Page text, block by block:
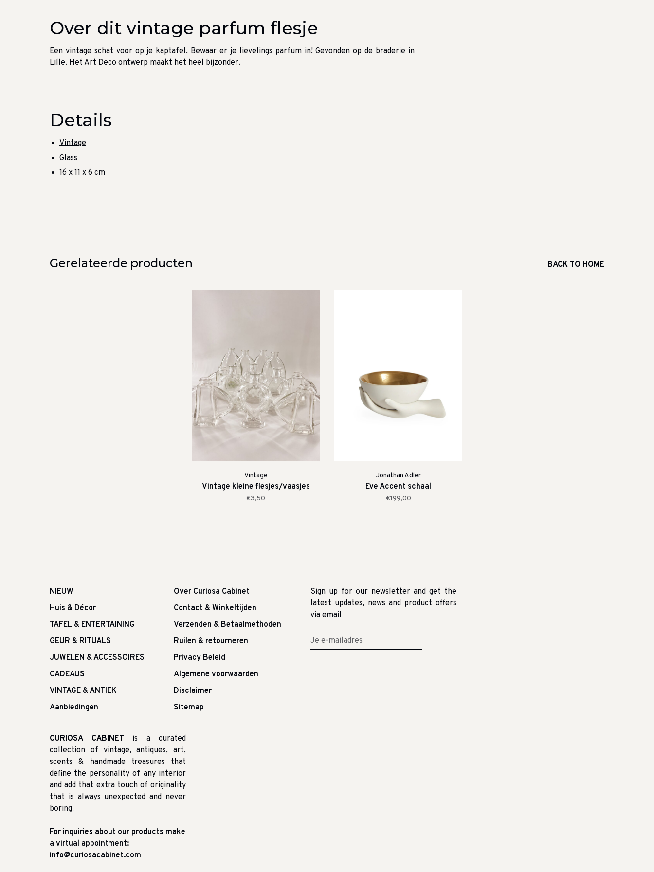
Over dit vintage parfum flesje
Een vintage schat voor op je kaptafel. Bewaar er je lievelings parfum in! Gevonden op de braderie in
Lille. Het Art Deco ontwerp maakt het heel bijzonder.
Details
Vintage
Glass
16 x 11 x 6 cm
Gerelateerde producten BACK TO HOME
Vintage
Vintage kleine flesjes/vaasjes
€3,50
Jonathan Adler
Eve Accent schaal
€199,00
NIEUW
Huis & Décor
TAFEL & ENTERTAINING
GEUR & RITUALS
JUWELEN & ACCESSOIRES
CADEAUS
VINTAGE & ANTIEK
Aanbiedingen
Over Curiosa Cabinet
Contact & Winkeltijden
Verzenden & Betaalmethoden
Ruilen & retourneren
Privacy Beleid
Algemene voorwaarden
Disclaimer
Sitemap
Sign up for our newsletter and get the
latest updates, news and product offers
via email
CURIOSA CABINET is a curated
collection of vintage, antiques, art,
scents & handmade treasures that
define the personality of any interior
and add that extra touch of originality
that is always unexpected and never
boring.
For inquiries about our products make
a virtual appointment:
info@curiosacabinet.com